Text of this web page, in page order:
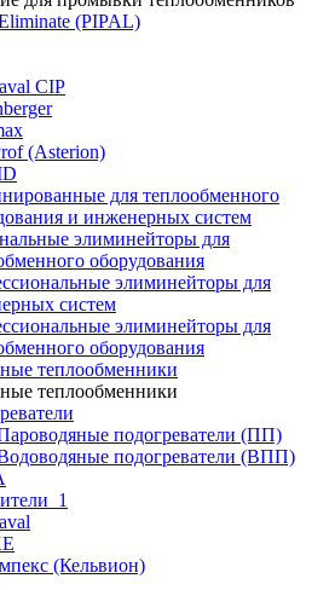
(PIPAL)
CIP
(Asterion)
для теплообменного
и инженерных систем
элиминейторы для
оборудования
элиминейторы для
систем
элиминейторы для
оборудования
теплообменники
теплообменники
подогреватели (ПП)
подогреватели (ВПП)
(Кельвион)